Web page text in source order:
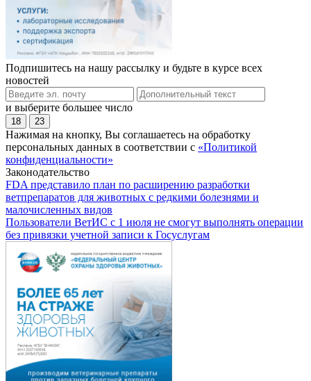
Подпишитесь на нашу рассылку и будьте в курсе всех
новостей
и выберите большее число
18 23
Нажимая на кнопку, Вы соглашаетесь на обработку
персональных данных в соответствии с «Политикой
конфиденциальности»
Законодательство
FDA представило план по расширению разработки
ветпрепаратов для животных с редкими болезнями и
малочисленных видов
Пользователи ВетИС с 1 июля не смогут выполнять операции
без привязки учетной записи к Госуслугам